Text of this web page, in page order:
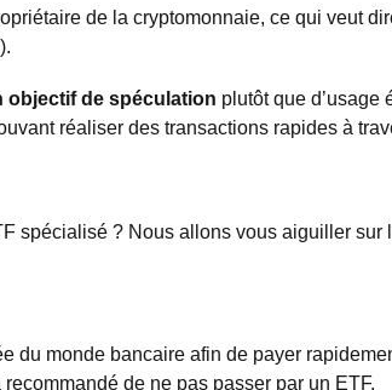
de la cryptomonnaie, ce qui veut
objectif de spéculation plutôt que d’usage
réaliser des transactions rapides à
spécialisé ? Nous allons vous aiguiller sur
du monde bancaire afin de payer
de ne pas passer par un ETF.